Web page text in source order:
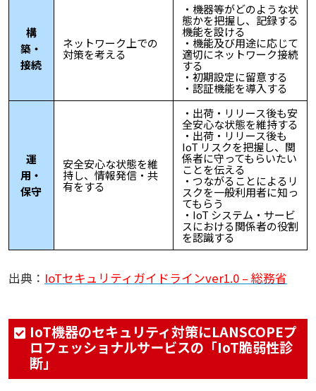
構
築・
接続
ネットワーク上での
対策を考える
・機器等がどのような状
態かを把握し、記録する
機能を設ける
・機能及び用途に応じて
適切にネットワーク接続
する
・初期設定に留意する
・認証機能を導入する
運
用・
保守
安全安心な状態を維
持し、情報発信・共
有をする
・出荷・リリース後も安
全安心な状態を維持する
・出荷・リリース後も
IoT リスクを把握し、関
係者に守ってもらいたい
ことを伝える
・つながることによるリ
スクを一般利用者に知っ
てもらう
・IoT システム・サービ
スにおける関係者の役割
を認識する
出典： IoTセキュリティガイドラインver1.0 – 総務省
IoT機器のセキュリティ対策にLANSCOPEプ
ロフェッショナルサービスの「IoT脆弱性診
断」